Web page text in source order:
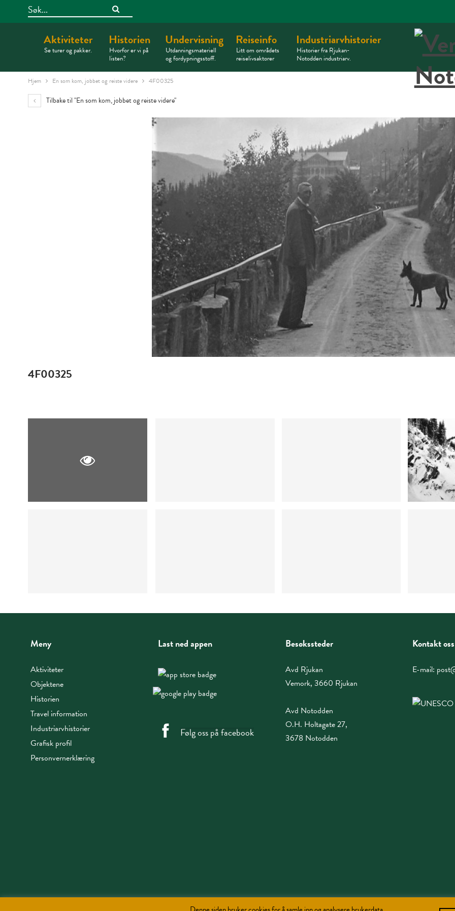
Aktiviteter
Se turer og pakker.
Historien
Hvorfor er vi på
listen?
Undervisning
Utdanningsmateriell
og fordypningsstoff.
Reiseinfo
Litt om områdets
reiselivsaktører
Industriarvhistorier
Historier fra Rjukan-
Notodden industriarv.
Hjem En som kom, jobbet og reiste videre 4F00325
Tilbake til "En som kom, jobbet og reiste videre"
4F00325
Meny
Aktiviteter
Objektene
Historien
Travel information
Industriarvhistorier
Grafisk profil
Personvernerklæring
Last ned appen
Følg oss på facebook
Besøkssteder
Avd Rjukan
Vemork, 3660 Rjukan
Avd Notodden
O.H. Holtagate 27,
3678 Notodden
Kontakt oss
E-mail: